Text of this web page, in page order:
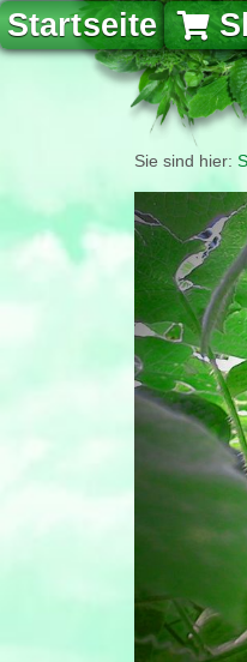
Startseite
Sie sind hier: